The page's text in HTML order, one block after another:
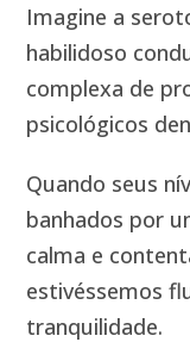
Imagine a
habilidoso
complexa de
psicológicos
Quando seus
banhados por
calma e
estivéssemos
tranquilidade.